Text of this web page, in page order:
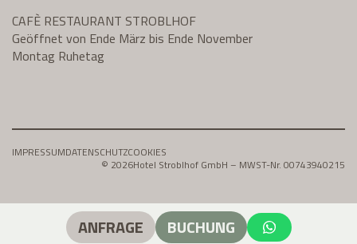
CAFÈ RESTAURANT STROBLHOF
Geöffnet von Ende März bis Ende November
Montag Ruhetag
IMPRESSUMDATENSCHUTZCOOKIES
© 2026Hotel Stroblhof GmbH – MWST-Nr. 00743940215
ANFRAGE BUCHUNG